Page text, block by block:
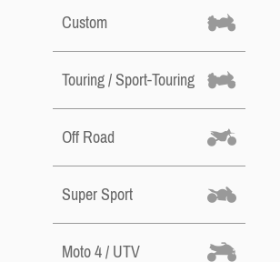
Custom
Touring / Sport-Touring
Off Road
Super Sport
Moto 4 / UTV